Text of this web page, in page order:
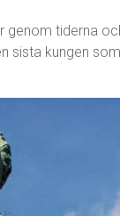
genom tiderna
sista kungen